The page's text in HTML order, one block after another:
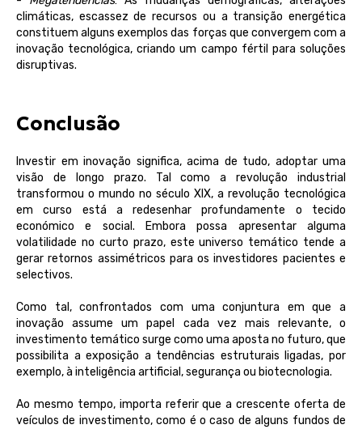
climáticas, escassez de recursos ou a transição energética
constituem alguns exemplos das forças que convergem com a
inovação tecnológica, criando um campo fértil para soluções
disruptivas.
Conclusão
Investir em inovação significa, acima de tudo, adoptar uma
visão de longo prazo. Tal como a revolução industrial
transformou o mundo no século XIX, a revolução tecnológica
em curso está a redesenhar profundamente o tecido
económico e social. Embora possa apresentar alguma
volatilidade no curto prazo, este universo temático tende a
gerar retornos assimétricos para os investidores pacientes e
selectivos.
Como tal, confrontados com uma conjuntura em que a
inovação assume um papel cada vez mais relevante, o
investimento temático surge como uma aposta no futuro, que
possibilita a exposição a tendências estruturais ligadas, por
exemplo, à inteligência artificial, segurança ou biotecnologia.
Ao mesmo tempo, importa referir que a crescente oferta de
veículos de investimento, como é o caso de alguns fundos de